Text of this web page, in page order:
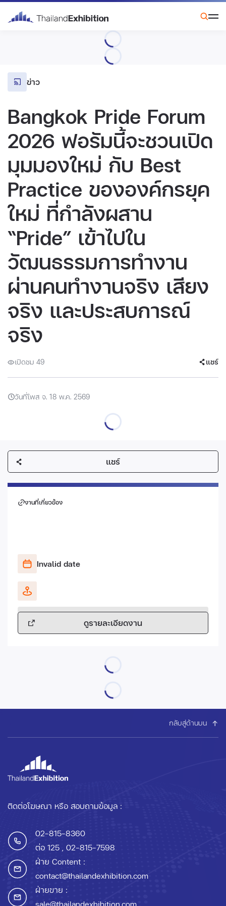
ข่าว
Bangkok Pride Forum
2026 ฟอรัมนี้จะชวนเปิด
มุมมองใหม่ กับ Best
Practice ขององค์กรยุค
ใหม่ ที่กำลังผสาน
“Pride” เข้าไปใน
วัฒนธรรมการทำงาน
ผ่านคนทำงานจริง เสียง
จริง และประสบการณ์
จริง
เปิดชม 49 แชร์
วันที่โพส จ. 18 พ.ค. 2569
แชร์
งานที่เกี่ยวข้อง
Invalid date
ดูรายละเอียดงาน
กลับสู่ด้านบน
ติดต่อโฆษณา หรือ สอบถามข้อมูล :
02-815-8360
ต่อ 125 , 02-815-7598
ฝ่าย Content :
contact@thailandexhibition.com
ฝ่ายขาย :
sale@thailandexhibition.com